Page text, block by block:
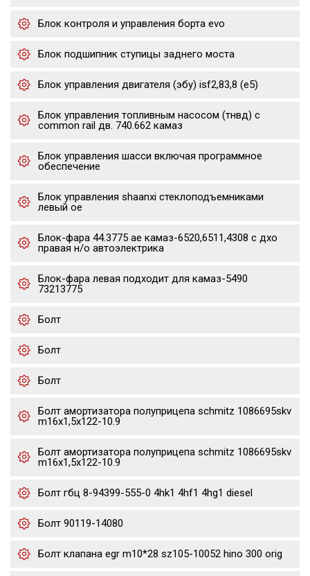
Блок контроля и управления борта evo
Блок подшипник ступицы заднего моста
Блок управления двигателя (эбу) isf2,83,8 (е5)
Блок управления топливным насосом (тнвд) с
common rail дв. 740.662 камаз
Блок управления шасси включая программное
обеспечение
Блок управления shaanxi стеклоподъемниками
левый oe
Блок-фара 44.3775 ae камаз-6520,6511,4308 с дхо
правая н/о автоэлектрика
Блок-фара левая подходит для камаз-5490
73213775
Болт
Болт
Болт
Болт амортизатора полуприцепа schmitz 1086695skv
m16x1,5х122-10.9
Болт амортизатора полуприцепа schmitz 1086695skv
m16x1,5х122-10.9
Болт гбц 8-94399-555-0 4hk1 4hf1 4hg1 diesel
Болт 90119-14080
Болт клапана egr m10*28 sz105-10052 hino 300 orig